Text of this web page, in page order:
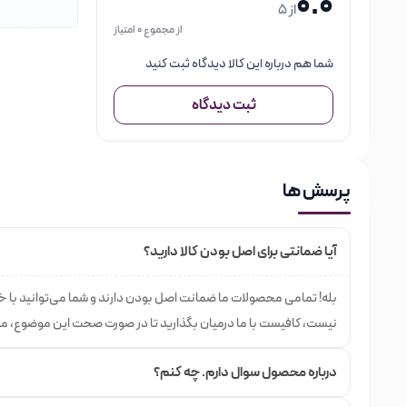
محافظت از مو در برابر رادیکالهای آزاد
حداقل مواد شیمیائی
رنگهای درخشان و شفاف
درصد آمونیاک کم
دارای آلوئه ورا
آرام بخش پوست سر
حجم: 100 میلی‌لیتر
نحوه آماده کردن رنگ مو رف
از 5
از مجموع 0 امتیاز
شما هم درباره این کالا دیدگاه ثبت کنید
ثبت دیدگاه
پرسش ها
آیا ضمانتی برای اصل بودن کالا دارید؟
بله! تمامی محصولات ما ضمانت اصل بودن دارند و شما می‌توانید
نیست، کافیست با ما درمیان بگذارید تا در صورت صحت این موضوع،
درباره محصول سوال دارم. چه کنم؟